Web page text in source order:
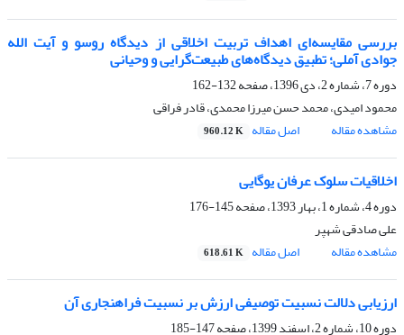
بررسی مقایسه‌ای اهداف تربیت اخلاقی از دیدگاه روسو و آیت الله
جوادی آملی؛ تطبیق دیدگاه‌های طبیعت‌گرایی و وحیانی
دوره 7، شماره 2، دی 1396، صفحه
132-162
محمود امیدی، محمد حسن میرزا محمدی، قادر فراقی
مشاهده مقاله
اصل مقاله 960.12 K
اخلاقیات سلوک عرفان یوگایی
دوره 4، شماره 1، بهار 1393، صفحه
145-176
علی صادقی شهپر
مشاهده مقاله
اصل مقاله 618.61 K
ارزیابی دلالت نسبیت توصیفی ارزش بر نسبیت فراهنجاری آن
دوره 10، شماره 2، اسفند 1399، صفحه
147-185